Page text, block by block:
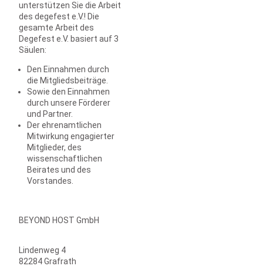
unterstützen Sie die Arbeit
des degefest e.V.! Die
gesamte Arbeit des
Degefest e.V. basiert auf 3
Säulen:
Den Einnahmen durch
die Mitgliedsbeiträge.
Sowie den Einnahmen
durch unsere Förderer
und Partner.
Der ehrenamtlichen
Mitwirkung engagierter
Mitglieder, des
wissenschaftlichen
Beirates und des
Vorstandes.
BEYOND HOST GmbH
Lindenweg 4
82284 Grafrath